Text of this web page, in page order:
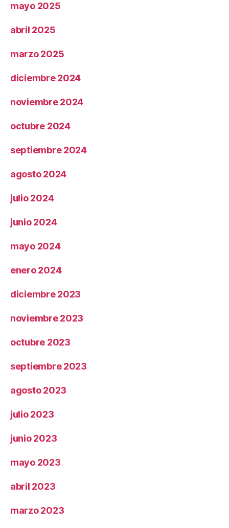
mayo 2025
abril 2025
marzo 2025
diciembre 2024
noviembre 2024
octubre 2024
septiembre 2024
agosto 2024
julio 2024
junio 2024
mayo 2024
enero 2024
diciembre 2023
noviembre 2023
octubre 2023
septiembre 2023
agosto 2023
julio 2023
junio 2023
mayo 2023
abril 2023
marzo 2023